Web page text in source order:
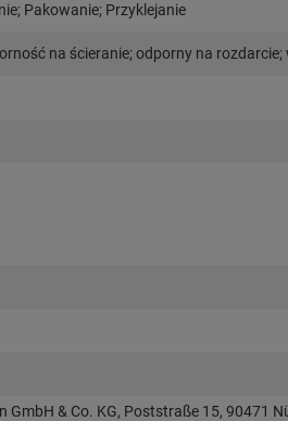
Pakowanie; Przyklejanie
na ścieranie; odporny na
GmbH & Co. KG, Poststraße 15, 90471